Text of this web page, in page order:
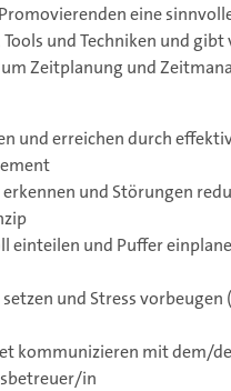
eine
und Techniken und
Zeitplanung und
und erreichen durch
und Störungen
einteilen und Puffer
und Stress vorbeugen
kommunizieren mit dem/
in